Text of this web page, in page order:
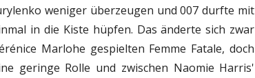
weniger überzeugen und 007 durfte mit
in die Kiste hüpfen. Das änderte sich zwar
Marlohe gespielten Femme Fatale, doch
geringe Rolle und zwischen Naomie Harris'